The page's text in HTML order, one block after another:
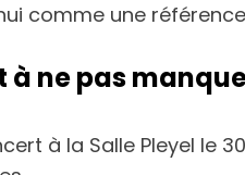
comme une
à ne pas
à la Salle Pleyel le